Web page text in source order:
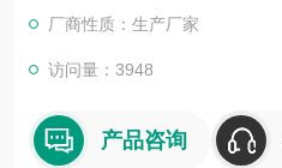
厂商性质：生产厂家
访问量：3948
产品咨询